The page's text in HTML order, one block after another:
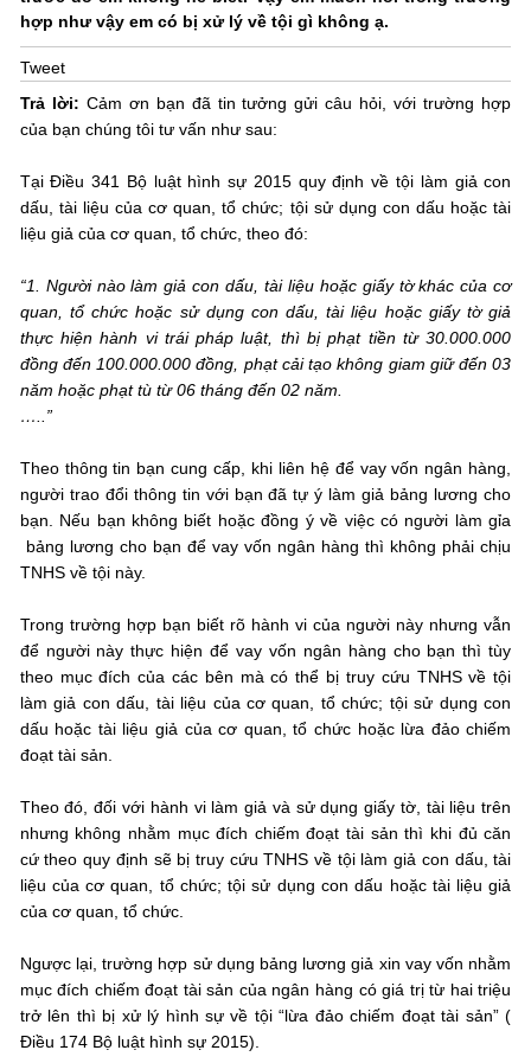
hợp như vậy em có bị xử lý về tội gì không ạ.
Tweet
Trả lời: Cảm ơn bạn đã tin tưởng gửi câu hỏi, với trường hợp
của bạn chúng tôi tư vấn như sau:
Tại Điều 341 Bộ luật hình sự 2015 quy định về tội làm giả con
dấu, tài liệu của cơ quan, tổ chức; tội sử dụng con dấu hoặc tài
liệu giả của cơ quan, tổ chức, theo đó:
“1. Người nào làm giả con dấu, tài liệu hoặc giấy tờ khác của cơ
quan, tổ chức hoặc sử dụng con dấu, tài liệu hoặc giấy tờ giả
thực hiện hành vi trái pháp luật, thì bị phạt tiền từ 30.000.000
đồng đến 100.000.000 đồng, phạt cải tạo không giam giữ đến 03
năm hoặc phạt tù từ 06 tháng đến 02 năm.
…..”
Theo thông tin bạn cung cấp, khi liên hệ để vay vốn ngân hàng,
người trao đổi thông tin với bạn đã tự ý làm giả bảng lương cho
bạn. Nếu bạn không biết hoặc đồng ý về việc có người làm gỉa
bảng lương cho bạn để vay vốn ngân hàng thì không phải chịu
TNHS về tội này.
Trong trường hợp bạn biết rõ hành vi của người này nhưng vẫn
để người này thực hiện để vay vốn ngân hàng cho bạn thì tùy
theo mục đích của các bên mà có thể bị truy cứu TNHS về tội
làm giả con dấu, tài liệu của cơ quan, tổ chức; tội sử dụng con
dấu hoặc tài liệu giả của cơ quan, tổ chức hoặc lừa đảo chiếm
đoạt tài sản.
Theo đó, đối với hành vi làm giả và sử dụng giấy tờ, tài liệu trên
nhưng không nhằm mục đích chiếm đoạt tài sản thì khi đủ căn
cứ theo quy định sẽ bị truy cứu TNHS về tội làm giả con dấu, tài
liệu của cơ quan, tổ chức; tội sử dụng con dấu hoặc tài liệu giả
của cơ quan, tổ chức.
Ngược lại, trường hợp sử dụng bảng lương giả xin vay vốn nhằm
mục đích chiếm đoạt tài sản của ngân hàng có giá trị từ hai triệu
trở lên thì bị xử lý hình sự về tội “lừa đảo chiếm đoạt tài sản” (
Điều 174 Bộ luật hình sự 2015).